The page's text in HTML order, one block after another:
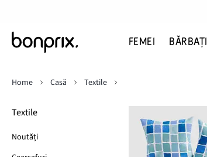
FEMEI BĂRBAŢI
Textile
Noutăți
Home Casă Textile